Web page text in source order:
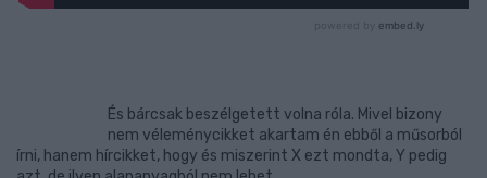
És bárcsak beszélgetett volna róla. Mivel bizony
nem véleménycikket akartam én ebből a műsorból
írni, hanem hírcikket, hogy és miszerint X ezt mondta, Y pedig